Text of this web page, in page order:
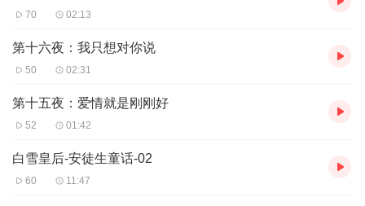
70 02:13
第十六夜：我只想对你说
50 02:31
第十五夜：爱情就是刚刚好
52 01:42
白雪皇后-安徒生童话-02
60 11:47